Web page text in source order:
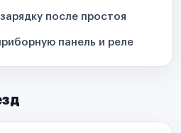
после простоя
панель и реле